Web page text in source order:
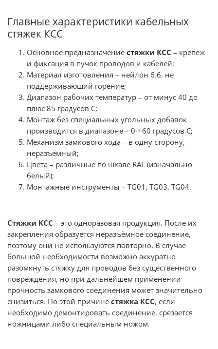
Главные характеристики кабельных
стяжек КСС
Основное предназначениестяжки КСС – крепёж
и фиксация в пучок проводов и кабелей;
Материал изготовления – нейлон 6.6, не
поддерживающий горение;
Диапазон рабочих температур – от минус 40 до
плюс 85 градусов С;
Монтаж без специальных угольных добавок
производится в диапазоне – 0-+60 градусов С;
Механизм замкового хода – в одну сторону,
неразъёмный;
Цвета – различные по шкале RAL (изначально
белый);
Монтажные инструменты – TG01, TG03, TG04.
Стяжки КСС – это одноразовая продукция. После их
закрепления образуется неразъёмное соединение,
поэтому они не используются повторно. В случае
большой необходимости возможно аккуратно
разомкнуть стяжку для проводов без существенного
повреждения, но при дальнейшем применении
прочность замкового соединения может значительно
снизиться. По этой причинестяжка КСС, если
необходимо демонтировать соединение, срезается
ножницами либо специальным ножом.